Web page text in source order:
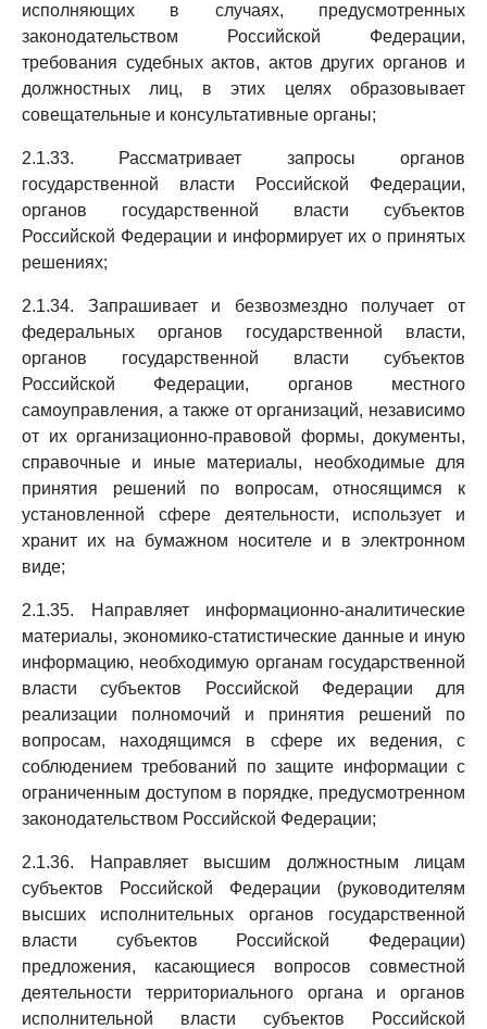
исполняющих в случаях, предусмотренных
законодательством Российской Федерации,
требования судебных актов, актов других органов и
должностных лиц, в этих целях образовывает
совещательные и консультативные органы;
2.1.33. Рассматривает запросы органов
государственной власти Российской Федерации,
органов государственной власти субъектов
Российской Федерации и информирует их о принятых
решениях;
2.1.34. Запрашивает и безвозмездно получает от
федеральных органов государственной власти,
органов государственной власти субъектов
Российской Федерации, органов местного
самоуправления, а также от организаций, независимо
от их организационно-правовой формы, документы,
справочные и иные материалы, необходимые для
принятия решений по вопросам, относящимся к
установленной сфере деятельности, использует и
хранит их на бумажном носителе и в электронном
виде;
2.1.35. Направляет информационно-аналитические
материалы, экономико-статистические данные и иную
информацию, необходимую органам государственной
власти субъектов Российской Федерации для
реализации полномочий и принятия решений по
вопросам, находящимся в сфере их ведения, с
соблюдением требований по защите информации с
ограниченным доступом в порядке, предусмотренном
законодательством Российской Федерации;
2.1.36. Направляет высшим должностным лицам
субъектов Российской Федерации (руководителям
высших исполнительных органов государственной
власти субъектов Российской Федерации)
предложения, касающиеся вопросов совместной
деятельности территориального органа и органов
исполнительной власти субъектов Российской